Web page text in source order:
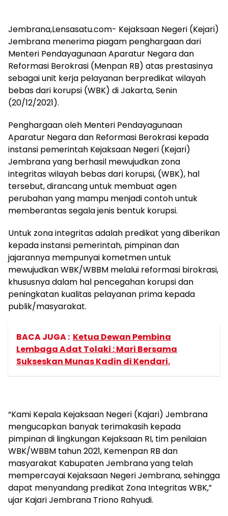
Jembrana,Lensasatu.com- Kejaksaan Negeri (Kejari)
Jembrana menerima piagam penghargaan dari
Menteri Pendayagunaan Aparatur Negara dan
Reformasi Berokrasi (Menpan RB) atas prestasinya
sebagai unit kerja pelayanan berpredikat wilayah
bebas dari korupsi (WBK) di Jakarta, Senin
(20/12/2021).
Penghargaan oleh Menteri Pendayagunaan
Aparatur Negara dan Reformasi Berokrasi kepada
instansi pemerintah Kejaksaan Negeri (Kejari)
Jembrana yang berhasil mewujudkan zona
integritas wilayah bebas dari korupsi, (WBK), hal
tersebut, dirancang untuk membuat agen
perubahan yang mampu menjadi contoh untuk
memberantas segala jenis bentuk korupsi.
Untuk zona integritas adalah predikat yang diberikan
kepada instansi pemerintah, pimpinan dan
jajarannya mempunyai kometmen untuk
mewujudkan WBK/WBBM melalui reformasi birokrasi,
khususnya dalam hal pencegahan korupsi dan
peningkatan kualitas pelayanan prima kepada
publik/masyarakat.
BACA JUGA : Ketua Dewan Pembina
Lembaga Adat Tolaki : Mari Bersama
Sukseskan Munas Kadin di Kendari.
“Kami Kepala Kejaksaan Negeri (Kajari) Jembrana
mengucapkan banyak terimakasih kepada
pimpinan di lingkungan Kejaksaan RI, tim penilaian
WBK/WBBM tahun 2021, Kemenpan RB dan
masyarakat Kabupaten Jembrana yang telah
mempercayai Kejaksaan Negeri Jembrana, sehingga
dapat menyandang predikat Zona Integritas WBK,”
ujar Kajari Jembrana Triono Rahyudi.